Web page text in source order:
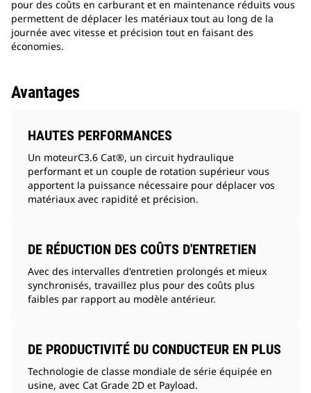
pour des coûts en carburant et en maintenance réduits vous
permettent de déplacer les matériaux tout au long de la
journée avec vitesse et précision tout en faisant des
économies.
Avantages
HAUTES PERFORMANCES
Un moteurC3.6 Cat®, un circuit hydraulique
performant et un couple de rotation supérieur vous
apportent la puissance nécessaire pour déplacer vos
matériaux avec rapidité et précision.
DE RÉDUCTION DES COÛTS D'ENTRETIEN
Avec des intervalles d'entretien prolongés et mieux
synchronisés, travaillez plus pour des coûts plus
faibles par rapport au modèle antérieur.
DE PRODUCTIVITÉ DU CONDUCTEUR EN PLUS
Technologie de classe mondiale de série équipée en
usine, avec Cat Grade 2D et Payload.